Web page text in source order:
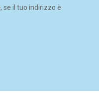
, se il tuo indirizzo è